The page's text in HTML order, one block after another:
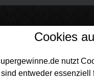
Cookies
nutzt
sind entweder essenziell